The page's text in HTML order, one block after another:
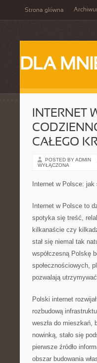
Strona główna
DLA
INTERNET
CAŁEGO
POSTED BY ADMIN
WYŁĄCZONA
Internet w Polsce:
Internet w Polsce to
spotyka się treść,
kilkanaście czy
stał się niemal tak
współczesną Polskę
społecznościowych,
pozwalają
Polski internet
rozbudową
weszła do mieszkań,
nowinką, stało się
pierwsze źródło
obszar budowania